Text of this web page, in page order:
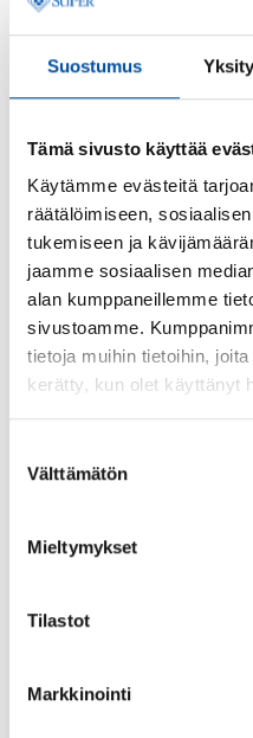
Suostumus
Tämä sivusto käyttää
Käytämme evästeitä
räätälöimiseen,
tukemiseen ja
jaamme sosiaalisen
alan kumppaneillemme
sivustoamme.
tietoja muihin tietoihin,
kerätty, kun olet käyttänyt
valinta
Välttämätön
Mieltymykset
Tilastot
Markkinointi
SuPer muistuttaa, että
noudattaa ja mitoituksen
vuorokaudenaikoina.
on minimi. Tarvittaessa
Lähi- ja perushoitajien
arvioidut
sote-alan ja
isoista ongelmista. –
olemassa, sillä
hoitohenkilöstöä on
vain työolot eli työn
palkkaus hoidetaan
vastuulla: valtion on
korjaamiseen. – Jos näin ei
läheistensä hoidosta,
SuPerin puheenjohtaja